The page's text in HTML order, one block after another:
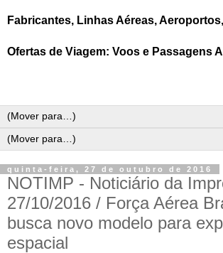
Fabricantes, Linhas Aéreas,
Ofertas de Viagem: Voos e Passagens
quinta-feira, 27 de outubro de 2016
NOTIMP - Noticiário da
27/10/2016 / Força Aérea
busca novo modelo para
espacial